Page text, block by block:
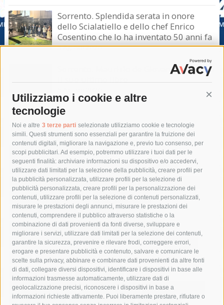
Utilizziamo i cookie e altre
tecnologie
Noi e altre 3 terze parti selezionate utilizziamo cookie e tecnologie
simili. Questi strumenti sono essenziali per garantire la fruizione dei
contenuti digitali, migliorare la navigazione e, previo tuo consenso, per
scopi pubblicitari. Ad esempio, potremmo utilizzare i tuoi dati per le
seguenti finalità: archiviare informazioni su dispositivo e/o accedervi,
utilizzare dati limitati per la selezione della pubblicità, creare profili per
la pubblicità personalizzata, utilizzare profili per la selezione di
pubblicità personalizzata, creare profili per la personalizzazione dei
contenuti, utilizzare profili per la selezione di contenuti personalizzati,
misurare le prestazioni degli annunci, misurare le prestazioni dei
contenuti, comprendere il pubblico attraverso statistiche o la
combinazione di dati provenienti da fonti diverse, sviluppare e
migliorare i servizi, utilizzare dati limitati per la selezione dei contenuti,
garantire la sicurezza, prevenire e rilevare frodi, correggere errori,
erogare e presentare pubblicità e contenuto, salvare e comunicare le
scelte sulla privacy, abbinare e combinare dati provenienti da altre fonti
di dati, collegare diversi dispositivi, identificare i dispositivi in base alle
informazioni trasmesse automaticamente, utilizzare dati di
geolocalizzazione precisi, riconoscere i dispositivi in base a
informazioni richieste attivamente. Puoi liberamente prestare, rifiutare o
Sorrento. Splendida serata in onore
dello Scialatiello e dello chef Enrico
Cosentino che lo ha inventato 50 anni fa
5 Agosto 2026
Sorrento. Maurizio de Giovanni presenta
il suo ultimo libro
Tag
acqua allerta meteo
anas
area marina protetta di punta campanella
arresto
Asl Napoli 3 sud
capitaneria di porto capri
carabinieri
castellammare di stabia
circumvesuviana
comune di sorrento
concerto
contagi
costiera amalfitana
covid-19 eav
elezioni
fondazione sorrento
gori guardia costiera
incidente
lavori
lorenzo balducelli mare
massa lubrense
massimo coppola
Meta napoli
ordinanza
penisola sorrentina
piano di sorrento
polizia municipale
protezione civile
Regione Campania sant'agnello